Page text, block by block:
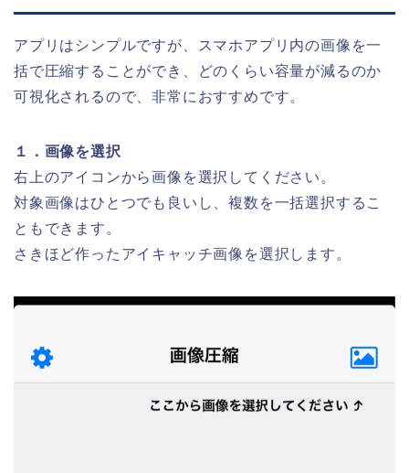
アプリはシンプルですが、スマホアプリ内の画像を一
括で圧縮することができ、どのくらい容量が減るのか
可視化されるので、非常におすすめです。
１．画像を選択
右上のアイコンから画像を選択してください。
対象画像はひとつでも良いし、複数を一括選択するこ
ともできます。
さきほど作ったアイキャッチ画像を選択します。